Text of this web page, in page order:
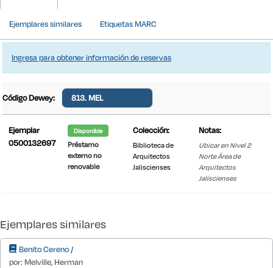
Ejemplares similares Etiquetas MARC
Ingresa para obtener información de reservas
Código Dewey: 813. MEL
Ejemplar
0500132697
Disponible
Préstamo
externo no
renovable
Colección:
Biblioteca de
Arquitectos
Jaliscienses
Notas:
Ubicar en Nivel 2
Norte Área de
Arquitectos
Jaliscienses
Ejemplares similares
Benito Cereno /
por: Melville, Herman